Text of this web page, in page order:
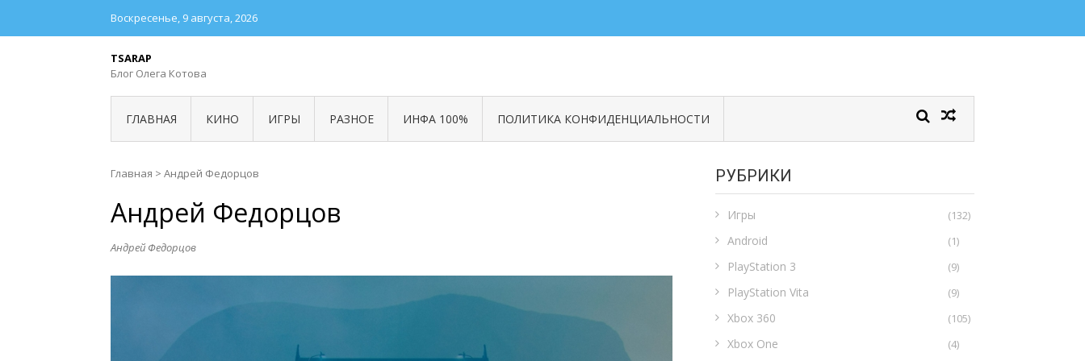
Воскресенье, 9 августа, 2026
TSARAP
Блог Олега Котова
ГЛАВНАЯ КИНО ИГРЫ РАЗНОЕ ИНФА 100% ПОЛИТИКА КОНФИДЕНЦИАЛЬНОСТИ
Главная > Андрей Федорцов
Андрей Федорцов
Андрей Федорцов
РУБРИКИ
Игры (132)
Android (1)
PlayStation 3 (9)
PlayStation Vita (9)
Xbox 360 (105)
Xbox One (4)